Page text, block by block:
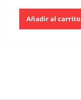
Añadir al carrito